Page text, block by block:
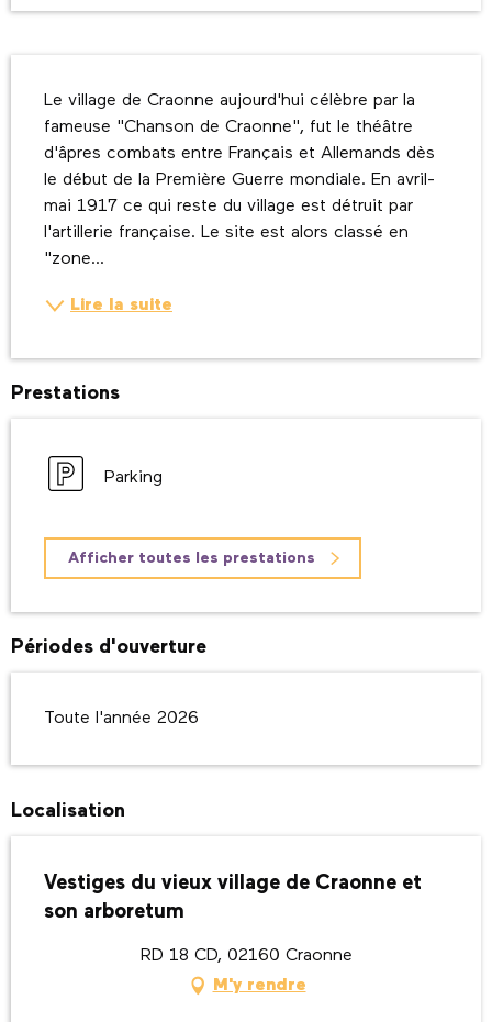
Le village de Craonne aujourd'hui célèbre par la
fameuse "Chanson de Craonne", fut le théâtre
d'âpres combats entre Français et Allemands dès
le début de la Première Guerre mondiale. En avril-
mai 1917 ce qui reste du village est détruit par
l'artillerie française. Le site est alors classé en
"zone...
Lire la suite
Prestations
Parking
Afficher toutes les prestations
Périodes d'ouverture
Toute l'année 2026
Localisation
Vestiges du vieux village de Craonne et
son arboretum
RD 18 CD, 02160 Craonne
M'y rendre